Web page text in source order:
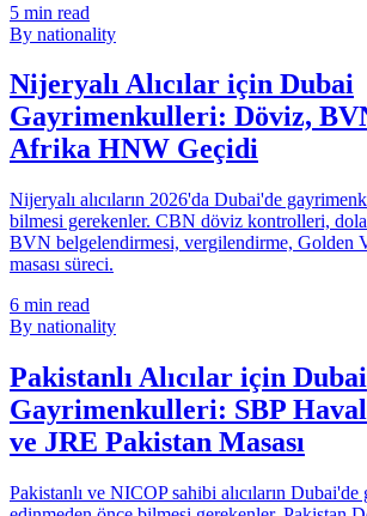
5 min read
By nationality
Nijeryalı Alıcılar için Dubai
Gayrimenkulleri: Döviz,
Afrika HNW Geçidi
Nijeryalı alıcıların 2026'da Dubai'de
bilmesi gerekenler. CBN döviz kontrolleri,
BVN belgelendirmesi, vergilendirme, Golden
masası süreci.
6 min read
By nationality
Pakistanlı Alıcılar için Dubai
Gayrimenkulleri: SBP
ve JRE Pakistan Masası
Pakistanlı ve NICOP sahibi alıcıların